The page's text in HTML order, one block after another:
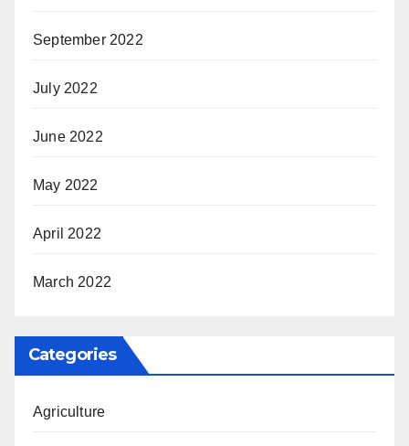
September 2022
July 2022
June 2022
May 2022
April 2022
March 2022
Categories
Agriculture